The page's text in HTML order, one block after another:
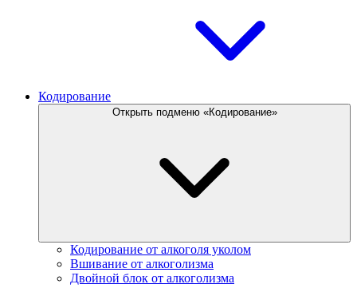
Кодирование
Открыть подменю «Кодирование»
Кодирование от алкоголя уколом
Вшивание от алкоголизма
Двойной блок от алкоголизма